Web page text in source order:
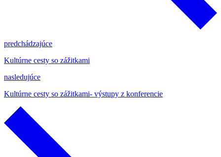
predchádzajúce
Kultúrne cesty so zážitkami
nasledujúce
Kultúrne cesty so zážitkami- výstupy z konferencie